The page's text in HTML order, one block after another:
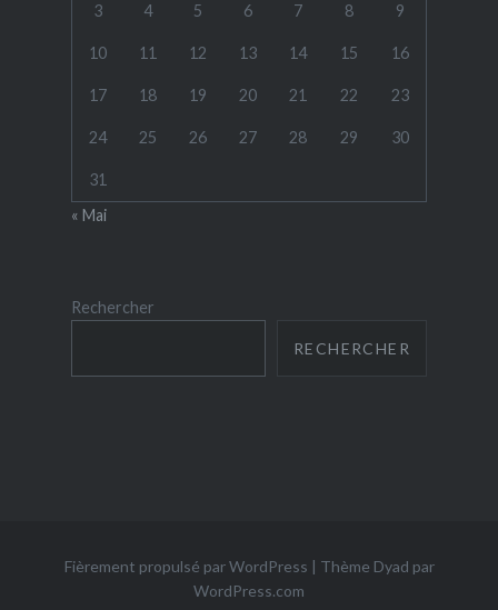
3 4 5 6 7 8 9
10 11 12 13 14 15 16
17 18 19 20 21 22 23
24 25 26 27 28 29 30
31
« Mai
Rechercher
RECHERCHER
Fièrement propulsé par WordPress | Thème Dyad par
WordPress.com